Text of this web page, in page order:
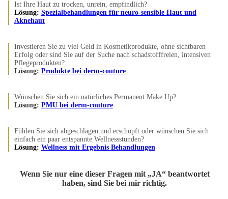
Ist Ihre Haut zu trocken, unrein, empfindlich?
Lösung: Spezialbehandlungen für neuro-sensible Haut und
Aknehaut
Investieren Sie zu viel Geld in Kosmetikprodukte, ohne sichtbaren
Erfolg oder sind Sie auf der Suche nach schadstofffreien, intensiven
Pflegeprodukten?
Lösung: Produkte bei derm-couture
Wünschen Sie sich ein natürliches Permanent Make Up?
Lösung: PMU bei derm-couture
Fühlen Sie sich abgeschlagen und erschöpft oder wünschen Sie sich
einfach ein paar entspannte Wellnessstunden?
Lösung: Wellness mit Ergebnis Behandlungen
Wenn Sie nur eine dieser Fragen mit „JA“ beantwortet
haben, sind Sie bei mir richtig.